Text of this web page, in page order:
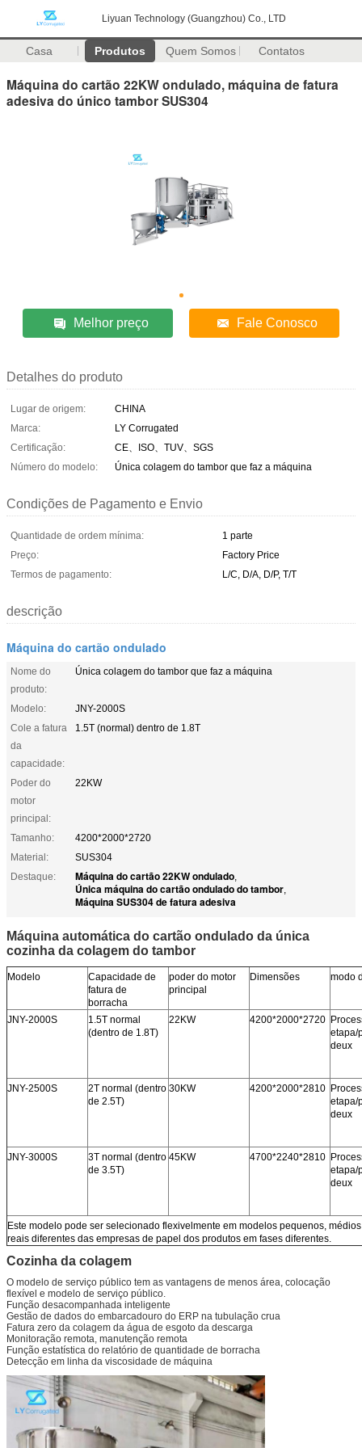
Liyuan Technology (Guangzhou) Co., LTD
Casa Produtos Quem Somos Contatos
Máquina do cartão 22KW ondulado, máquina de fatura
adesiva do único tambor SUS304
Melhor preço Fale Conosco
Detalhes do produto
Lugar de origem:
CHINA
Marca:
LY Corrugated
Certificação:
CE、ISO、TUV、SGS
Número do modelo:
Única colagem do tambor que faz a máquina
Condições de Pagamento e Envio
Quantidade de ordem mínima:
1 parte
Preço:
Factory Price
Termos de pagamento:
L/C, D/A, D/P, T/T
descrição
Máquina do cartão ondulado
Nome do
produto:
Única colagem do tambor que faz a máquina
Modelo:
JNY-2000S
Cole a fatura
da
capacidade:
1.5T (normal) dentro de 1.8T
Poder do
motor
principal:
22KW
Tamanho:
4200*2000*2720
Material:
SUS304
Destaque:
Máquina do cartão 22KW ondulado,
Única máquina do cartão ondulado do tambor,
Máquina SUS304 de fatura adesiva
Máquina automática do cartão ondulado da única
cozinha da colagem do tambor
Modelo
Capacidade de
fatura de
borracha
poder do motor
principal
Dimensões modo
JNY-2000S
1.5T normal
(dentro de 1.8T)
22KW 4200*2000*2720
etapa/
deux
JNY-2500S
2T normal (dentro
de 2.5T)
30KW 4200*2000*2810
etapa/
deux
JNY-3000S
3T normal (dentro
de 3.5T)
45KW 4700*2240*2810
etapa/
deux
Este modelo pode ser selecionado flexivelmente em modelos pequenos,
reais diferentes das empresas de papel dos produtos em fases diferentes.
Cozinha da colagem
O modelo de serviço público tem as vantagens de menos área, colocação
flexível e modelo de serviço público.
Função desacompanhada inteligente
Gestão de dados do embarcadouro do ERP na tubulação crua
Fatura zero da colagem da água de esgoto da descarga
Monitoração remota, manutenção remota
Função estatística do relatório de quantidade de borracha
Detecção em linha da viscosidade de máquina